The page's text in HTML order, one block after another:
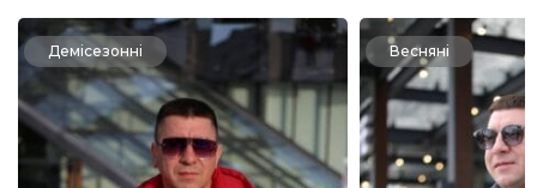
Демісезонні Весняні